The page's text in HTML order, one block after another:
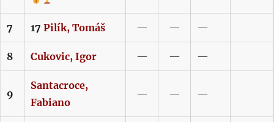
7 17 Pilík, Tomáš — — —
8 Cukovic, Igor — — —
9
Santacroce,
Fabiano
— — —